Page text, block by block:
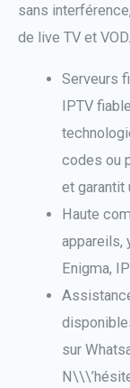
sans
de live TV et VOD.
Serveurs
IPTV
codes ou
et garantit
Haute
appareils,
Enigma,
sur